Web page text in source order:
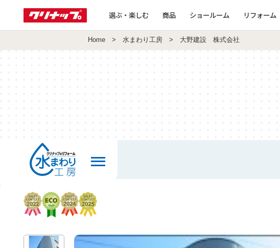
選ぶ・楽しむ 商品 ショールーム リフォーム
Home > 水まわり工房 > 大野建設 株式会社